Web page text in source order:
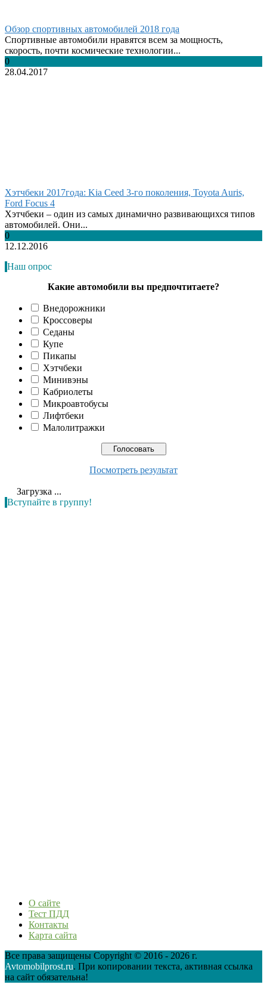
Обзор спортивных автомобилей 2018 года
Спортивные автомобили нравятся всем за мощность,
скорость, почти космические технологии...
0
28.04.2017
Хэтчбеки 2017года: Kia Ceed 3-го поколения, Toyota Auris,
Ford Focus 4
Хэтчбеки – один из самых динамично развивающихся типов
автомобилей. Они...
0
12.12.2016
Наш опрос
Какие автомобили вы предпочтитаете?
Внедорожники
Кроссоверы
Седаны
Купе
Пикапы
Хэтчбеки
Минивэны
Кабриолеты
Микроавтобусы
Лифтбеки
Малолитражки
Посмотреть результат
Загрузка ...
Вступайте в группу!
О сайте
Тест ПДД
Контакты
Карта сайта
Все права защищены Copyright © 2016 - 2026 г.
Avtomobilprost.ru. При копировании текста, активная ссылка
на сайт обязательна!